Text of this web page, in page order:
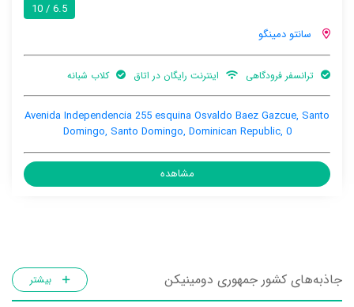
6.5 / 10
سانتو دمینگو
ترانسفر فرودگاهی اینترنت رایگان در اتاق کلاب شبانه
Avenida Independencia 255 esquina Osvaldo Baez Gazcue, Santo
Domingo, Santo Domingo, Dominican Republic, 0
مشاهده
جاذبه‌های کشور جمهوری دومینیکن بیشتر